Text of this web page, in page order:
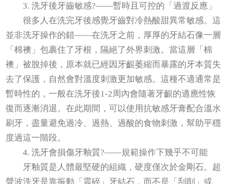
3. 洗牙後牙齒敏感?——暫時且可控的「過渡反應」
很多人在洗完牙後感覺牙齒對冷熱酸甜異常敏感。這
並非洗牙操作的錯——在洗牙之前，厚厚的牙結石像一層
「棉襖」包裹住了牙根，隔絕了外界刺激。當這層「棉
襖」被脫掉後，原本就已經因牙齦萎縮而暴露的牙本質失
去了保護，自然會對溫度刺激更加敏感。這種不適通常是
暫時性的，一般在洗牙後1-2周內會隨著牙齦的適應性恢
復而逐漸消退。在此期間，可以使用抗敏感牙膏配合溫水
刷牙，盡量避免過冷、過熱、過酸的食物刺激，幫助平穩
度過這一階段。
4. 洗牙會損傷牙釉質?——規範操作下幾乎不可能
牙釉質是人體最堅硬的組織，硬度僅次於金剛石。超
聲波洗牙是靠振動「震碎」牙結石，而不是「刮削」或